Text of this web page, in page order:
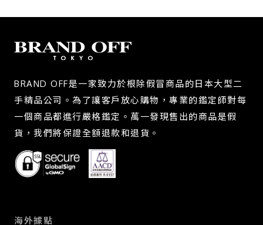
BRAND OFF是一家致力於根除假冒商品的日本大型二
手精品公司。為了讓客戶放心購物，專業的鑑定師對每
一個商品都進行嚴格鑑定。萬一發現售出的商品是假
貨，我們將保證全額退款和退貨。
海外據點